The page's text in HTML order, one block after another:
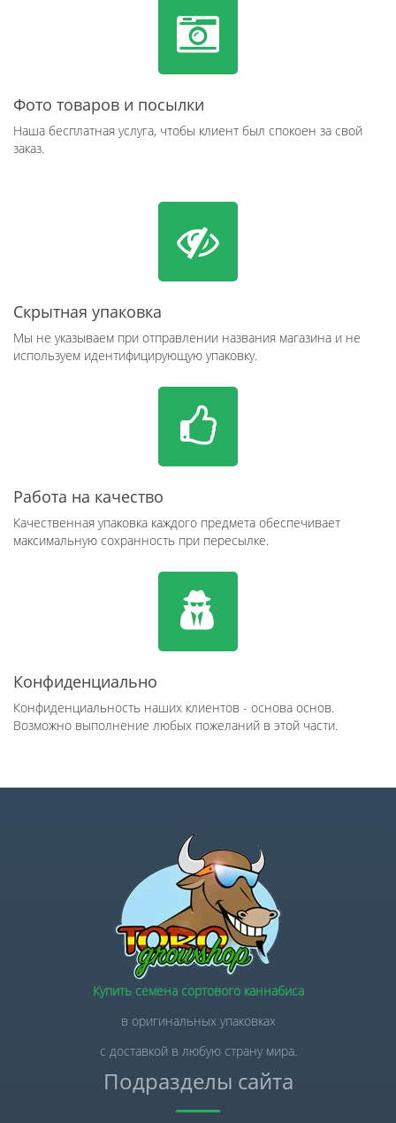
Фото товаров и посылки
Наша бесплатная услуга, чтобы клиент был спокоен за свой
заказ.
Скрытная упаковка
Мы не указываем при отправлении названия магазина и не
используем идентифицирующую упаковку.
Работа на качество
Качественная упаковка каждого предмета обеспечивает
максимальную сохранность при пересылке.
Конфиденциально
Конфиденциальность наших клиентов - основа основ.
Возможно выполнение любых пожеланий в этой части.
Купить семена сортового каннабиса
в оригинальных упаковках
с доставкой в любую страну мира.
Подразделы сайта